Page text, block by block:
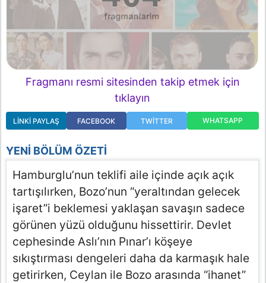
Fragmanı resmi sitesinden takip etmek için
tıklayın
LINKI PAYLAŞ FACEBOOK TWITTER WHATSAPP
YENI BÖLÜM ÖZETI
Hamburglu’nun teklifi aile içinde açık açık
tartışılırken, Bozo’nun “yeraltından gelecek
işaret”i beklemesi yaklaşan savaşın sadece
görünen yüzü olduğunu hissettirir. Devlet
cephesinde Aslı’nın Pınar’ı köşeye
sıkıştırması dengeleri daha da karmaşık hale
getirirken, Ceylan ile Bozo arasında “ihanet”